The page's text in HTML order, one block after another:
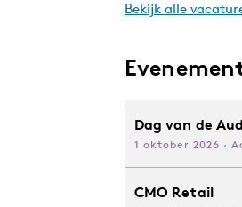
Bekijk alle
Dag van de
1 oktober 2026 ·
CMO Retail